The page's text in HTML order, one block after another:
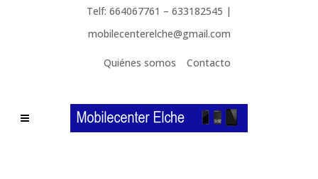
Telf: 664067761 – 633182545 |
mobilecenterelche@gmail.com
Quiénes somos Contacto